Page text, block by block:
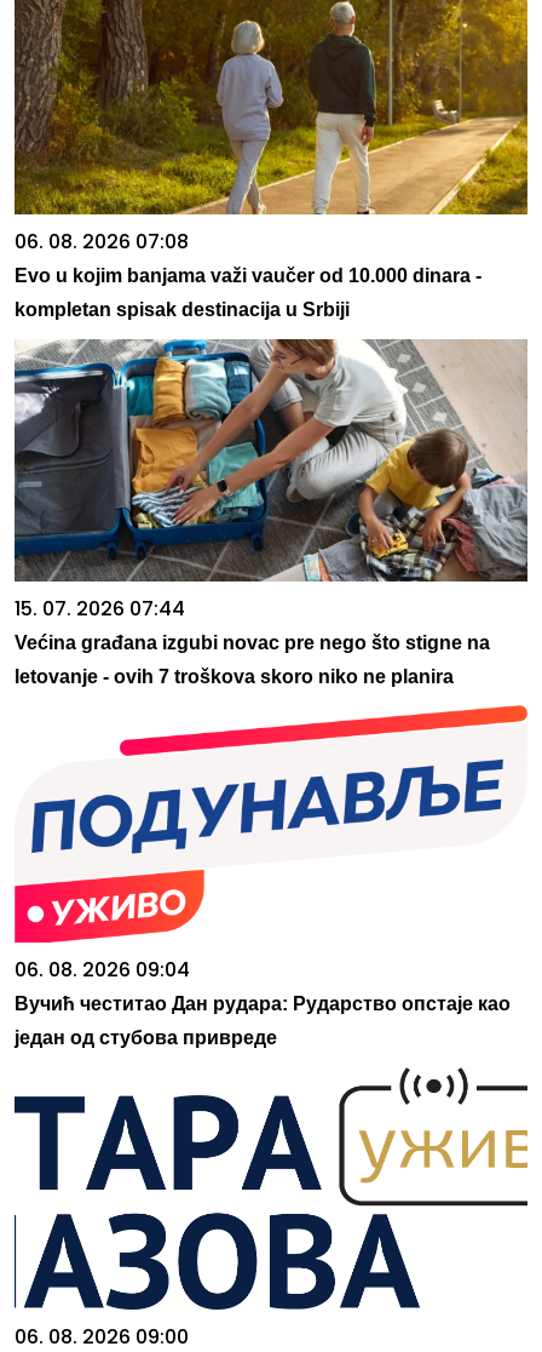
06. 08. 2026 07:08
Evo u kojim banjama važi vaučer od 10.000 dinara -
kompletan spisak destinacija u Srbiji
15. 07. 2026 07:44
Većina građana izgubi novac pre nego što stigne na
letovanje - ovih 7 troškova skoro niko ne planira
06. 08. 2026 09:04
Вучић честитао Дан рудара: Рударство опстаје као
један од стубова привреде
06. 08. 2026 09:00